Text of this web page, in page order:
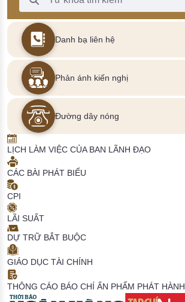
Danh bạ liên hệ
Phản ánh kiến nghị
Đường dây nóng
LỊCH LÀM VIỆC CỦA BAN LÃNH ĐẠO
CÁC BÀI PHÁT BIỂU
CPI
LÃI SUẤT
DỰ TRỮ BẮT BUỘC
GIÁO DỤC TÀI CHÍNH
THÔNG CÁO BÁO CHÍ ẤN PHẨM PHÁT HÀNH